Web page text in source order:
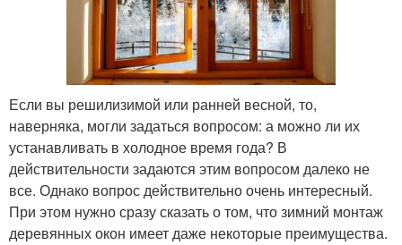
Если вы решилизимой или ранней весной, то,
наверняка, могли задаться вопросом: а можно ли их
устанавливать в холодное время года? В
действительности задаются этим вопросом далеко не
все. Однако вопрос действительно очень интересный.
При этом нужно сразу сказать о том, что зимний монтаж
деревянных окон имеет даже некоторые преимущества.